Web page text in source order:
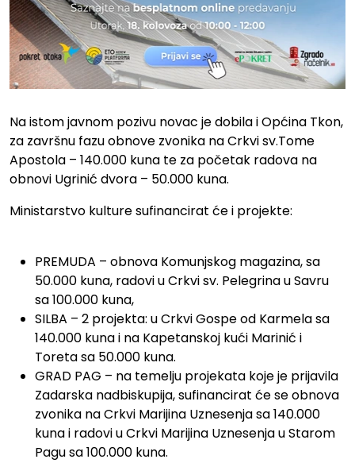
Na istom javnom pozivu novac je dobila i Općina Tkon,
za završnu fazu obnove zvonika na Crkvi sv.Tome
Apostola – 140.000 kuna te za početak radova na
obnovi Ugrinić dvora – 50.000 kuna.
Ministarstvo kulture sufinancirat će i projekte:
PREMUDA – obnova Komunjskog magazina, sa
50.000 kuna, radovi u Crkvi sv. Pelegrina u Savru
sa 100.000 kuna,
SILBA – 2 projekta: u Crkvi Gospe od Karmela sa
140.000 kuna i na Kapetanskoj kući Marinić i
Toreta sa 50.000 kuna.
GRAD PAG – na temelju projekata koje je prijavila
Zadarska nadbiskupija, sufinancirat će se obnova
zvonika na Crkvi Marijina Uznesenja sa 140.000
kuna i radovi u Crkvi Marijina Uznesenja u Starom
Pagu sa 100.000 kuna.